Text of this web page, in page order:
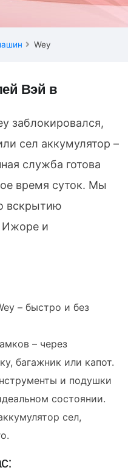
Wey
Вэй в
заблокировался,
сел аккумулятор –
служба готова
время суток. Мы
вскрытию
Ижоре и
– быстро и без
– через
багажник или капот.
и подушки
состоянии.
сел,